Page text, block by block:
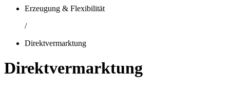
Erzeugung & Flexibilität
/
Direktvermarktung
Direktvermarktung